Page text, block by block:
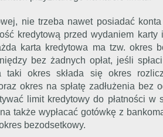
nie trzeba nawet posiadać
kredytową przed wydaniem
karta kredytowa ma tzw. okres
bez żadnych opłat, jeśli
taki okres składa się okres
okres na spłatę zadłużenia bez
limit kredytowy do płatności w
także wypłacać gotówkę z
bezodsetkowy.